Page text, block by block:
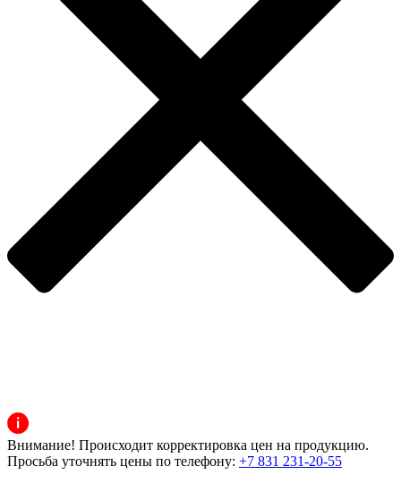
Внимание! Происходит корректировка цен на продукцию.
Просьба уточнять цены по телефону: +7 831 231-20-55